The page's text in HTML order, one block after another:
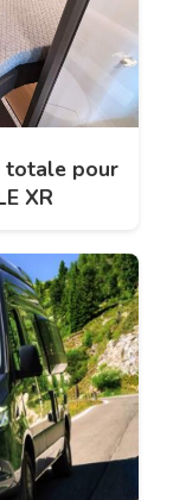
totale pour
XR